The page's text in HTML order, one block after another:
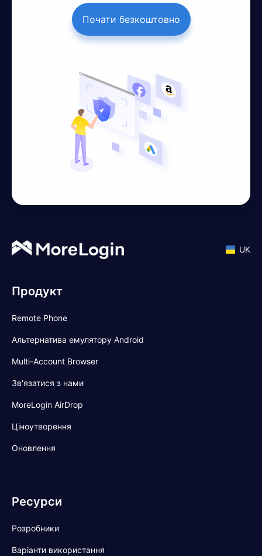
Почати безкоштовно
UK
Продукт
Remote Phone
Альтернатива емулятору Android
Multi-Account Browser
Зв'язатися з нами
MoreLogin AirDrop
Ціноутворення
Оновлення
Ресурси
Розробники
Варіанти використання